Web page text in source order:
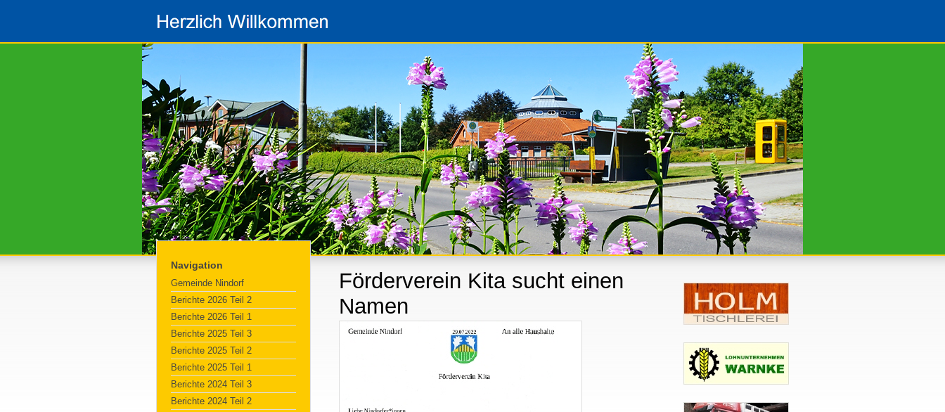
Navigation
Gemeinde Nindorf
Berichte 2026 Teil 2
Berichte 2026 Teil 1
Berichte 2025 Teil 3
Berichte 2025 Teil 2
Berichte 2025 Teil 1
Berichte 2024 Teil 3
Berichte 2024 Teil 2
Förderverein Kita sucht einen
Namen